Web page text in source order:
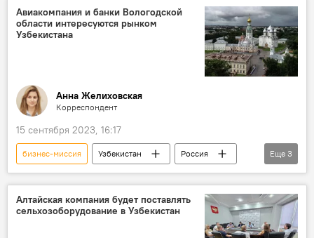
Авиакомпания и банки Вологодской
области интересуются рынком
Узбекистана
Анна Желиховская
Корреспондент
15 сентября 2023, 16:17
бизнес-миссия Узбекистан
Россия
сотрудничество
Экономика
Вологодская область
Еще 3
Алтайская компания будет поставлять
сельхозоборудование в Узбекистан